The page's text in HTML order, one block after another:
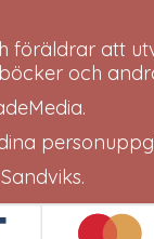
föräldrar att
och
.
.